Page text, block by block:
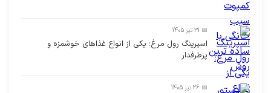
📅 31 تیر 1405
اسپرینگ رول مرغ؛ یکی از انواع غذاهای خوشمزه و
پرطرفدار
📅 26 تیر 1405